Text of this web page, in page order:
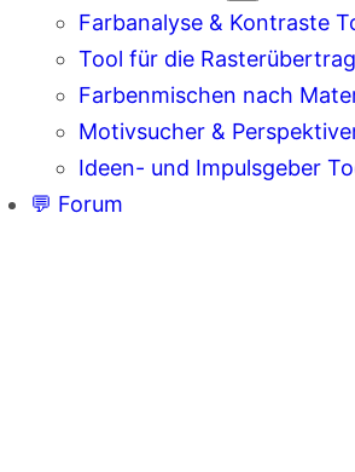
Farbanalyse & Kontraste
Tool für die
Farbenmischen nach
Motivsucher &
Ideen- und Impulsgeber
💬 Forum